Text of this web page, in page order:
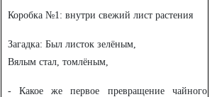
Коробка №1: внутри свежий лист растения
Загадка: Был листок зелёным,
Вялым стал, томлёным,
- Какое же первое превращение чайного